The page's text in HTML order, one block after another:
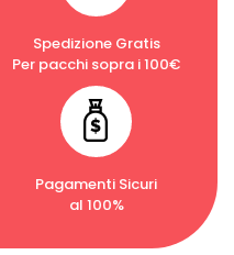
Spedizione Gratis
Per pacchi sopra i 100€
Pagamenti Sicuri
al 100%